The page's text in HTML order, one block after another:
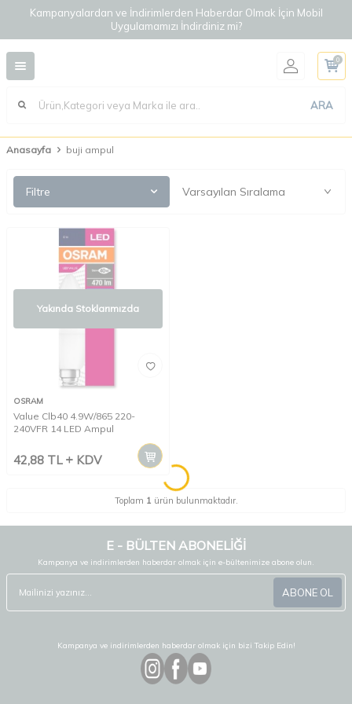
Kampanyalardan ve İndirimlerden Haberdar Olmak İçin Mobil
Uygulamamızı İndirdiniz mi?
ARA
0
Anasayfa buji ampul
Filtre
Yakında Stoklarımızda
OSRAM
Value Clb40 4.9W/865 220-
240VFR 14 LED Ampul
42,88 TL KDV
Toplam 1 ürün bulunmaktadır.
E - BÜLTEN ABONELİĞİ
Kampanya ve indirimlerden haberdar olmak için e-bültenimize abone olun.
ABONE OL
Kampanya ve indirimlerden haberdar olmak için bizi Takip Edin!